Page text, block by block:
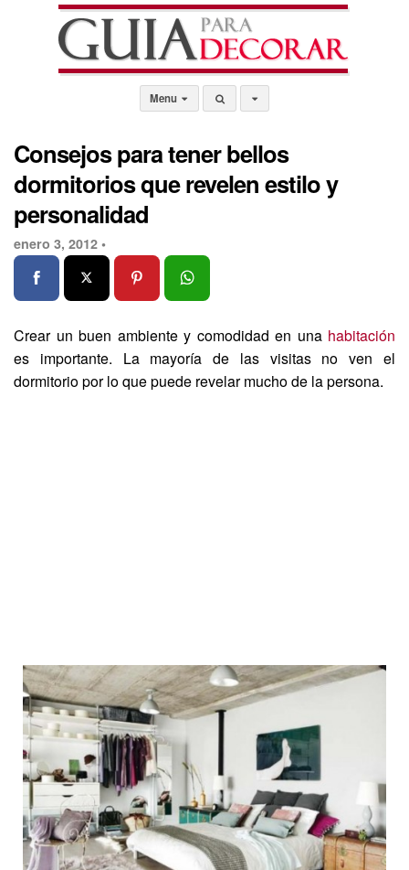
Menu
Consejos para tener bellos
dormitorios que revelen estilo y
personalidad
enero 3, 2012 •
Crear un buen ambiente y comodidad en una habitación
es importante. La mayoría de las visitas no ven el
dormitorio por lo que puede revelar mucho de la persona.